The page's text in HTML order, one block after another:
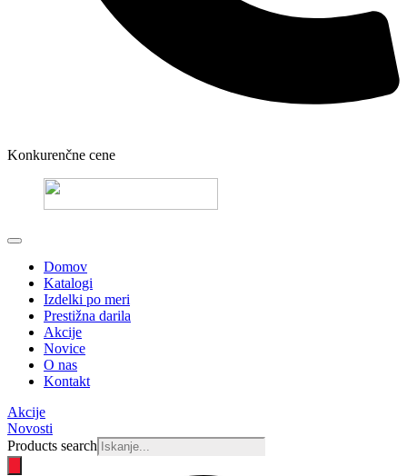
Konkurenčne cene
Domov
Katalogi
Izdelki po meri
Prestižna darila
Akcije
Novice
O nas
Kontakt
Akcije
Novosti
Products search